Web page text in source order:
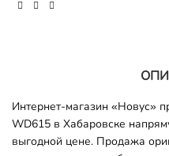
Интернет-магазин «Новус»
WD615 в Хабаровске
выгодной цене. Продажа